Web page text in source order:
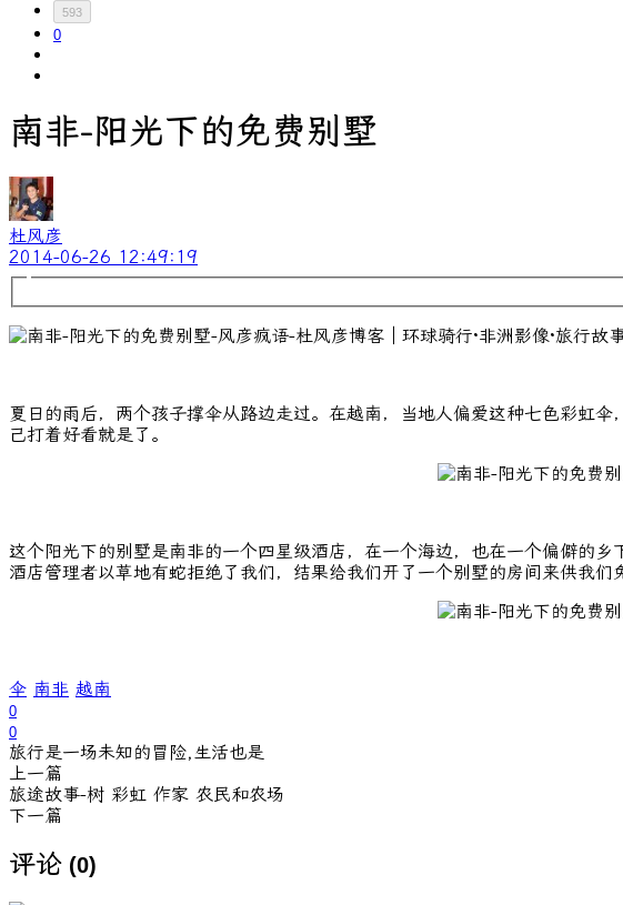
593
0
南非-阳光下的免费别墅
杜风彦
2014-06-26 12:49:19
夏日的雨后，两个孩子撑伞从路边走过。在越南，当地人偏爱这种七色彩虹
己打着好看就是了。
这个阳光下的别墅是南非的一个四星级酒店，在一个海边，也在一个偏僻的
酒店管理者以草地有蛇拒绝了我们，结果给我们开了一个别墅的房间来供我
伞 南非 越南
0
0
旅行是一场未知的冒险,生活也是
上一篇
旅途故事-树 彩虹 作家 农民和农场
下一篇
评论 (0)